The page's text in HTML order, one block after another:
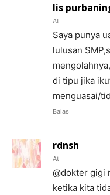
Iis
At
Saya punya
lulusan
di tipu jika
menguasai/
Balas
rdnsh
At
@dokter gigi
ketika kita